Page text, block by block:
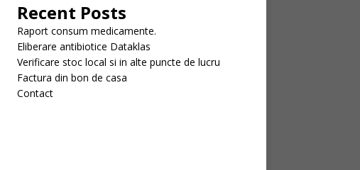
Recent Posts
Raport consum medicamente.
Eliberare antibiotice Dataklas
Verificare stoc local si in alte puncte de lucru
Factura din bon de casa
Contact